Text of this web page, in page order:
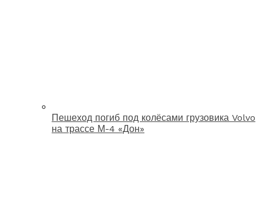
Пешеход погиб под колёсами грузовика Volvo
на трассе М-4 «Дон»